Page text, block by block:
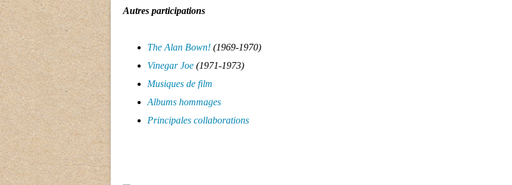
Autres participations
The Alan Bown! (1969-1970)
Vinegar Joe (1971-1973)
Musiques de film
Albums hommages
Principales collaborations